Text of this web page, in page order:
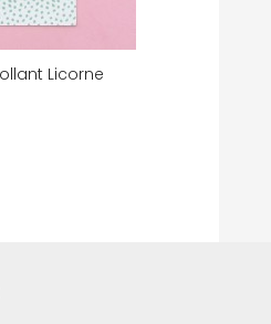
Licorne